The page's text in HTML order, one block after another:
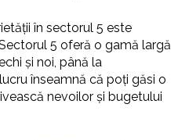
în sectorul 5 este
5 oferă o gamă largă
și noi, până la
înseamnă că poți găsi o
nevoilor și bugetului